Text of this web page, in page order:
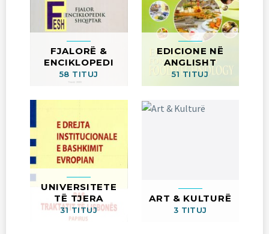
FJALORË &
ENCIKLOPEDI
58 TITUJ
EDICIONE NË
ANGLISHT
51 TITUJ
UNIVERSITETE
TË TJERA
31 TITUJ
ART & KULTURË
3 TITUJ